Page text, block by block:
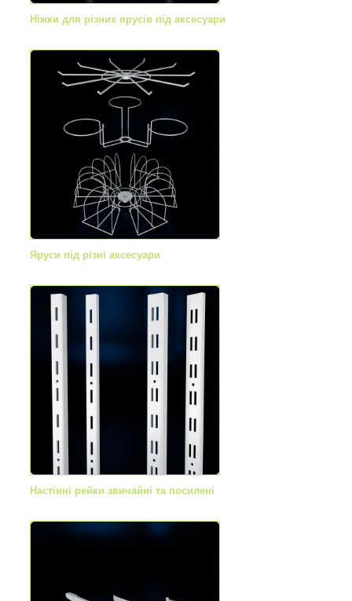
Ніжки для різних ярусів під аксесуари
Яруси під різні аксесуари
Настінні рейки звичайні та посилені